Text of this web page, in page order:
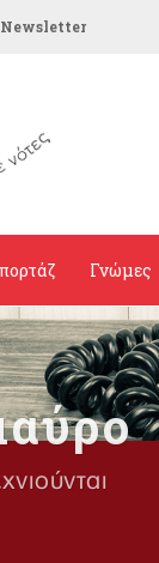
Newsletter
Γνώμες